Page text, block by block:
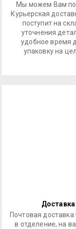
Мы можем Вам
Курьерская
поступит на
уточнения
удобное время
упаковку на
Почтовая
в отделение, на